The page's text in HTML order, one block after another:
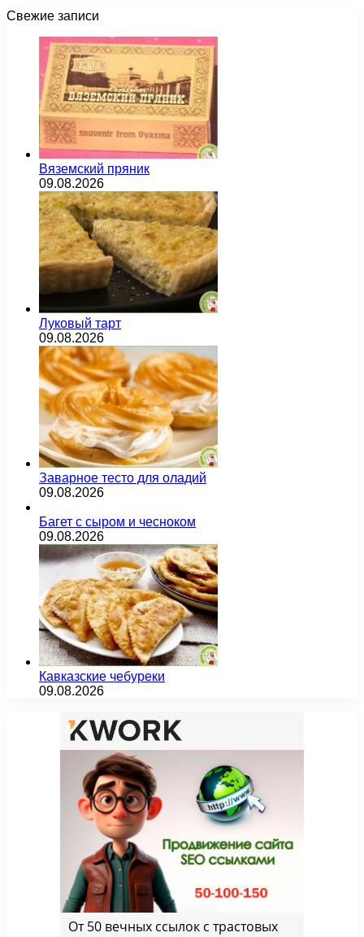
Свежие записи
Вяземский пряник
09.08.2026
Луковый тарт
09.08.2026
Заварное тесто для оладий
09.08.2026
Багет с сыром и чесноком
09.08.2026
Кавказские чебуреки
09.08.2026